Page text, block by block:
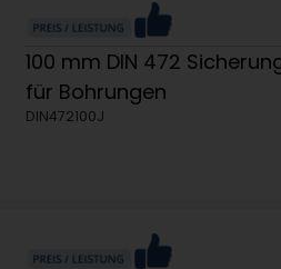
100 mm DIN 472
für Bohrungen
DIN472100J